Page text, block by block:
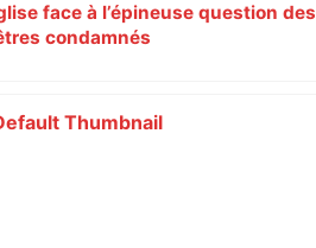
face à l’épineuse question des
condamnés